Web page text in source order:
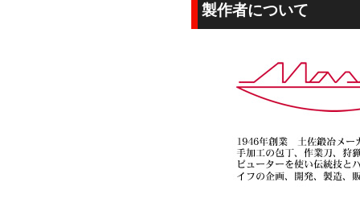
製作者について